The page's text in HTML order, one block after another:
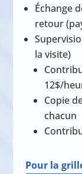
Échange
retour
la visite)
12$/
Copie
chacun
Pour la